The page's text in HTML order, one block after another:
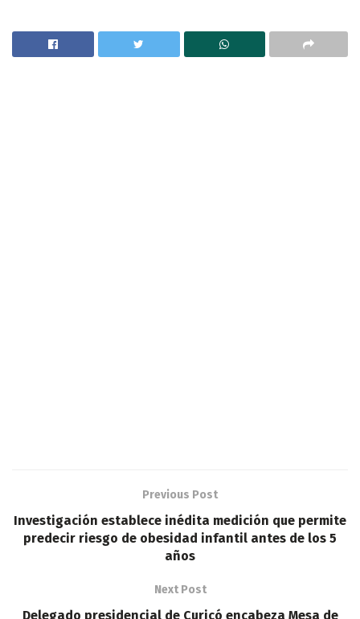
Previous Post
Investigación establece inédita medición que permite
predecir riesgo de obesidad infantil antes de los 5
años
Next Post
Delegado presidencial de Curicó encabeza Mesa de